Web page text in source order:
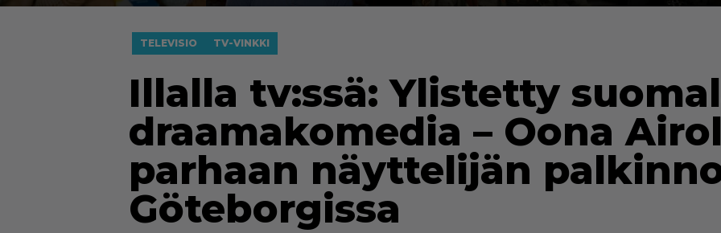
TELEVISIO TV-VINKKI
Illalla tv:ssä: Ylistetty
draamakomedia – Oona
parhaan näyttelijän
Göteborgissa